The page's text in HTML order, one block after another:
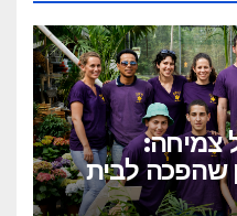
של צמיחה:
שהפכה לבית